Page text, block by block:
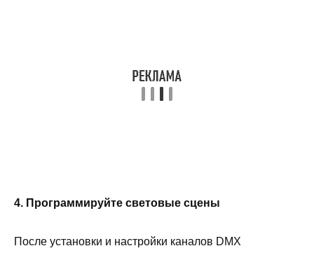
4. Программируйте световые сцены
После установки и настройки каналов DMX